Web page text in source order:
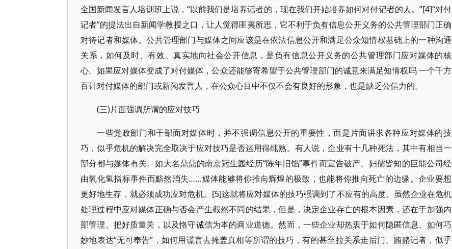
全国新闻发言人培训班上说，“以前我们是培养记者的，现在我们开始培养如何对付记者的人。”[4]“对付
记者”的提法出自新闻学教授之口，让人觉得匪夷所思，它不利于负有信息公开义务的公共管理部门正确
对待记者和媒体。公共管理部门与媒体之间应该是在依法信息公开和满足公众知情权基础上的一种沟通
关系，如何及时、有效、真实地向社会公开信息，是负有信息公开义务的公共管理部门应对媒体的核
心。如果应对媒体变成了对付媒体，公众还能够寄希望于公共管理部门的诚意来满足知情权吗 一个千方
百计对付媒体的部门或新闻发言人，在公众心目中不仅不会有良好的形象，也是缺乏公信力的。
(三)片面强调所谓的应对技巧
一些党政部门和干部面对媒体时，并不强调信息公开的重要性，而是片面讲求各种应对媒体的技
巧，似乎危机的解决完全取决于应对技巧是否运用得纯熟。有人说，企业有十几种死法，其中有相当一
部分都与媒体有关。如大名鼎鼎的南京冠生园经历“陈年旧馅”事件而宣告破产、妇孺皆知的巨能公司经
由氧化氢指标事件而黯然消失……媒体能够将你推向辉煌的极致，也能将你推向死亡的边缘。企业要想
更好地生存，就必须成功应对危机。[5]这就将应对媒体的技巧强调到了不应有的高度。虽然企业在危机
处理过程中应对媒体正确与否会产生截然不同的结果，但是，决定企业存亡的根本因素，还在于加强内
部管理、把好质量关，以及恪守诚信为本的商业道德。然而，一些企业却热衷于如何隐匿信息、如何巧
妙地表达“无可奉告”，如何用谎言去掩盖真相等所谓的技巧，有的甚至拉关系走后门、贿赂记者，似乎